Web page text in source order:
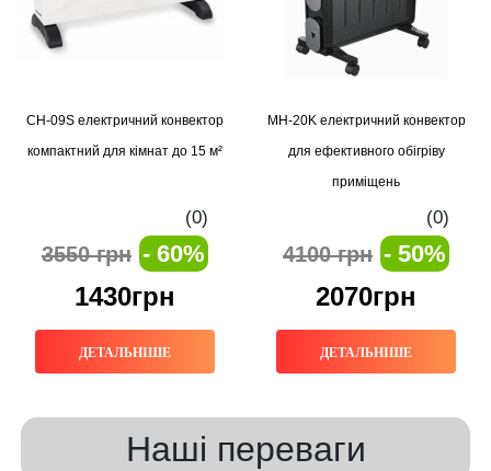
CH-09S електричний конвектор
компактний для кімнат до 15 м²
(0)
3550 грн - 60%
1430грн
ДЕТАЛЬНІШЕ
MH-20K електричний конвектор
для ефективного обігріву
приміщень
(0)
4100 грн - 50%
2070грн
ДЕТАЛЬНІШЕ
Наші переваги